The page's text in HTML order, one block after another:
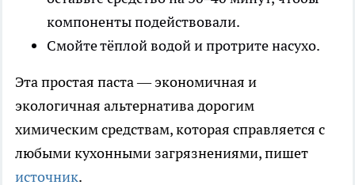
компоненты подействовали.
Смойте тёплой водой и протрите насухо.
Эта простая паста — экономичная и
экологичная альтернатива дорогим
химическим средствам, которая справляется с
любыми кухонными загрязнениями, пишет
источник.